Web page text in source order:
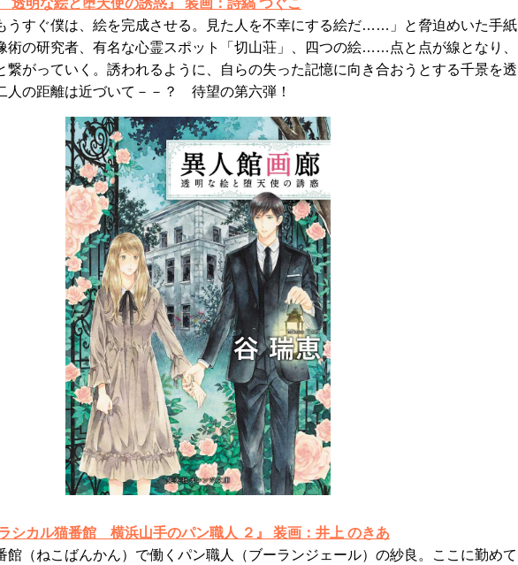
明な絵と堕天使の誘惑』 装画：詩縞 つぐこ
うすぐ僕は、絵を完成させる。見た人を不幸にする絵だ……」と脅迫めいた手紙
術の研究者、有名な心霊スポット「切山荘」、四つの絵……点と点が線となり、
繋がっていく。誘われるように、自らの失った記憶に向き合おうとする千景を透
人の距離は近づいて－－？ 待望の第六弾！
シカル猫番館 横浜山手のパン職人 ２』 装画：井上 のきあ
館（ねこばんかん）で働くパン職人（ブーランジェール）の紗良。ここに勤めて